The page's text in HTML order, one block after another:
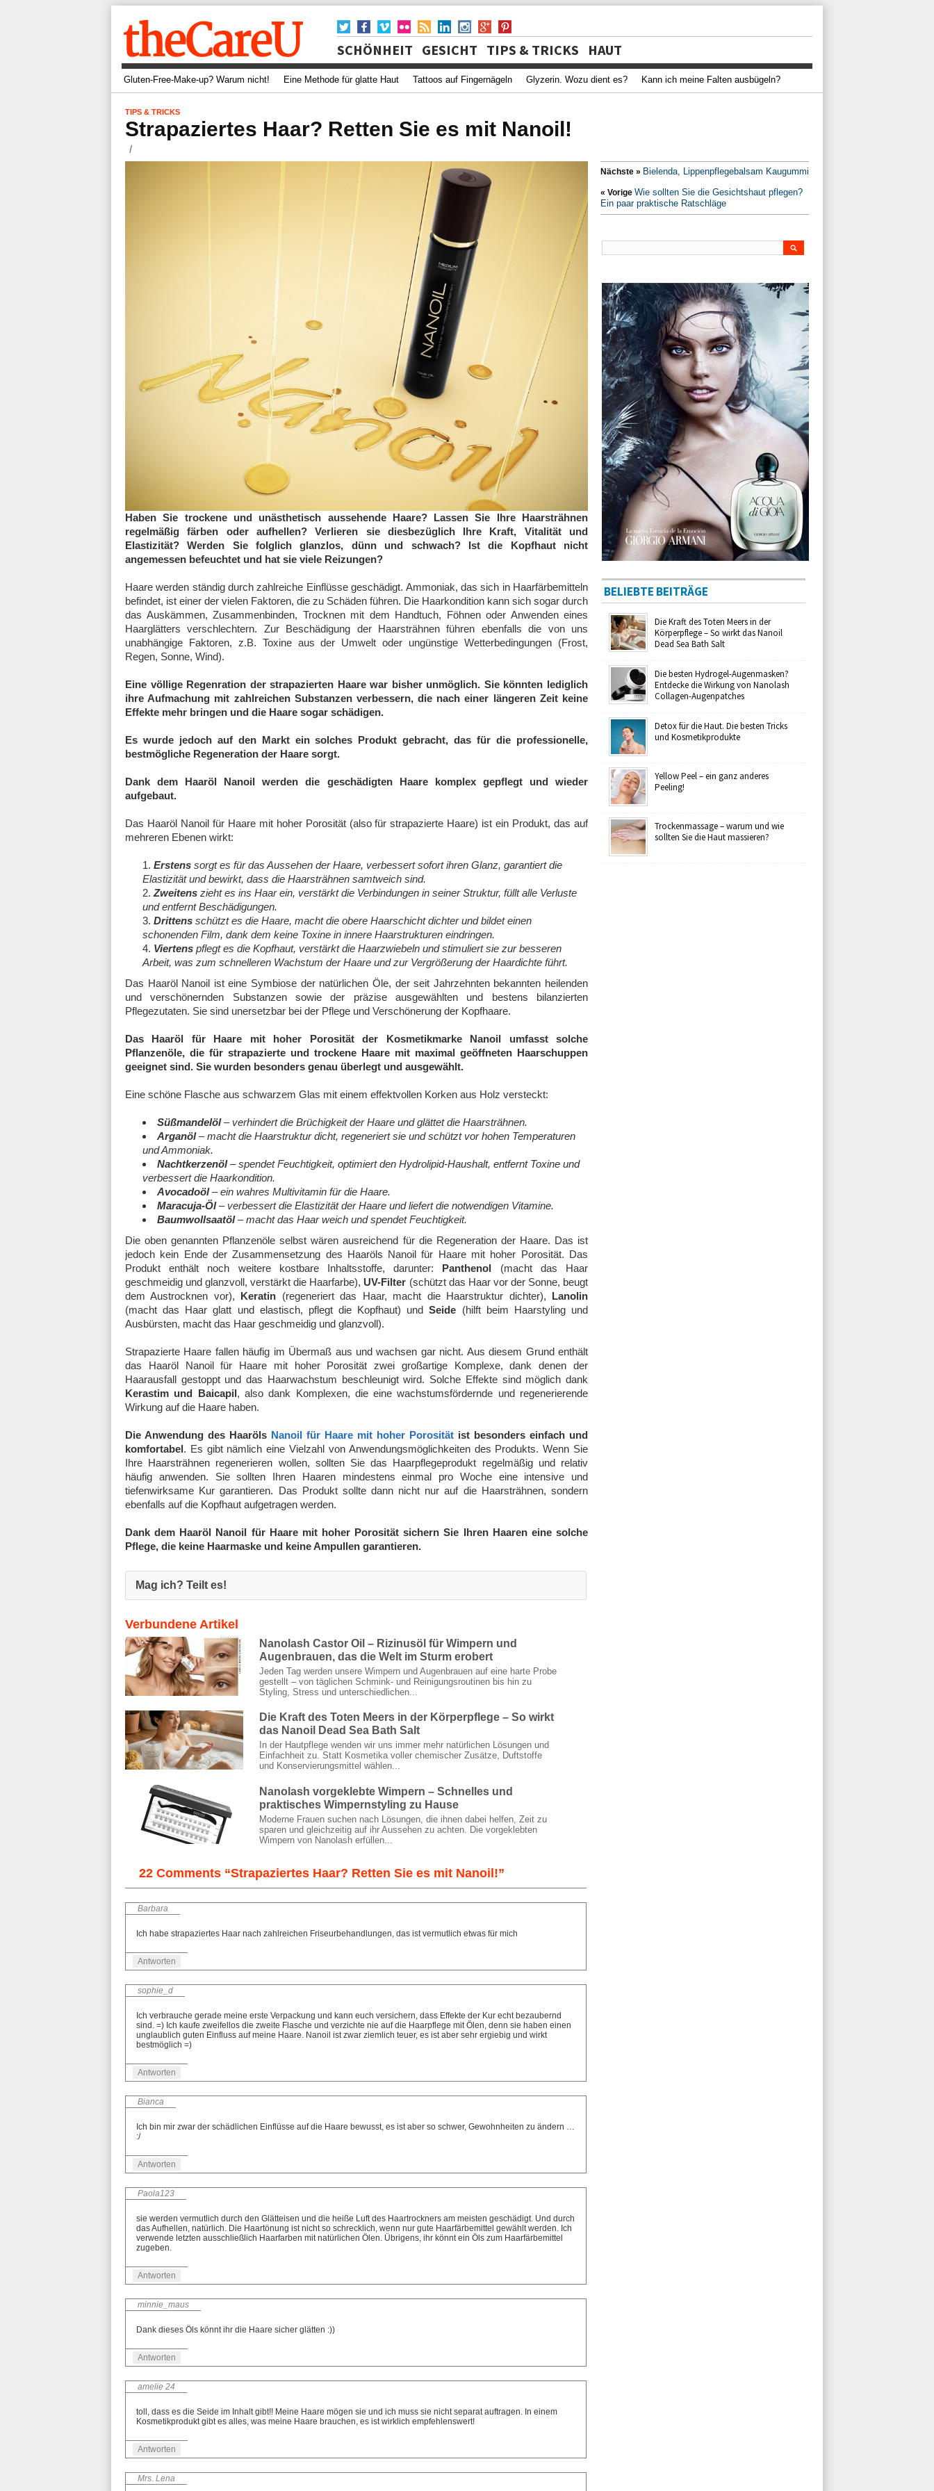
SCHÖNHEIT GESICHT TIPS & TRICKS HAUT
Gluten-Free-Make-up? Warum nicht! Eine Methode für glatte Haut Tattoos auf Fingernägeln Glyzerin. Wozu dient es? Kann ich meine Falten ausbügeln?
TIPS & TRICKS
Strapaziertes Haar? Retten Sie es mit Nanoil!
Haben Sie trockene und unästhetisch aussehende Haare? Lassen Sie Ihre Haarsträhnen
regelmäßig färben oder aufhellen? Verlieren sie diesbezüglich Ihre Kraft, Vitalität und
Elastizität? Werden Sie folglich glanzlos, dünn und schwach? Ist die Kopfhaut nicht
angemessen befeuchtet und hat sie viele Reizungen?
Haare werden ständig durch zahlreiche Einflüsse geschädigt. Ammoniak, das sich in Haarfärbemitteln
befindet, ist einer der vielen Faktoren, die zu Schäden führen. Die Haarkondition kann sich sogar durch
das Auskämmen, Zusammenbinden, Trocknen mit dem Handtuch, Föhnen oder Anwenden eines
Haarglätters verschlechtern. Zur Beschädigung der Haarsträhnen führen ebenfalls die von uns
unabhängige Faktoren, z.B. Toxine aus der Umwelt oder ungünstige Wetterbedingungen (Frost,
Regen, Sonne, Wind).
Eine völlige Regenration der strapazierten Haare war bisher unmöglich. Sie könnten lediglich
ihre Aufmachung mit zahlreichen Substanzen verbessern, die nach einer längeren Zeit keine
Effekte mehr bringen und die Haare sogar schädigen.
Es wurde jedoch auf den Markt ein solches Produkt gebracht, das für die professionelle,
bestmögliche Regeneration der Haare sorgt.
Dank dem Haaröl Nanoil werden die geschädigten Haare komplex gepflegt und wieder
aufgebaut.
Das Haaröl Nanoil für Haare mit hoher Porosität (also für strapazierte Haare) ist ein Produkt, das auf
mehreren Ebenen wirkt:
Erstens sorgt es für das Aussehen der Haare, verbessert sofort ihren Glanz, garantiert die
Elastizität und bewirkt, dass die Haarsträhnen samtweich sind.
Zweitens zieht es ins Haar ein, verstärkt die Verbindungen in seiner Struktur, füllt alle Verluste
und entfernt Beschädigungen.
Drittens schützt es die Haare, macht die obere Haarschicht dichter und bildet einen
schonenden Film, dank dem keine Toxine in innere Haarstrukturen eindringen.
Viertens pflegt es die Kopfhaut, verstärkt die Haarzwiebeln und stimuliert sie zur besseren
Arbeit, was zum schnelleren Wachstum der Haare und zur Vergrößerung der Haardichte führt.
Das Haaröl Nanoil ist eine Symbiose der natürlichen Öle, der seit Jahrzehnten bekannten heilenden
und verschönernden Substanzen sowie der präzise ausgewählten und bestens bilanzierten
Pflegezutaten. Sie sind unersetzbar bei der Pflege und Verschönerung der Kopfhaare.
Das Haaröl für Haare mit hoher Porosität der Kosmetikmarke Nanoil umfasst solche
Pflanzenöle, die für strapazierte und trockene Haare mit maximal geöffneten Haarschuppen
geeignet sind. Sie wurden besonders genau überlegt und ausgewählt.
Eine schöne Flasche aus schwarzem Glas mit einem effektvollen Korken aus Holz versteckt:
Süßmandelöl– verhindert die Brüchigkeit der Haare und glättet die Haarsträhnen.
Arganöl– macht die Haarstruktur dicht, regeneriert sie und schützt vor hohen Temperaturen
und Ammoniak.
Nachtkerzenöl– spendet Feuchtigkeit, optimiert den Hydrolipid-Haushalt, entfernt Toxine und
verbessert die Haarkondition.
Avocadoöl– ein wahres Multivitamin für die Haare.
Maracuja-Öl– verbessert die Elastizität der Haare und liefert die notwendigen Vitamine.
Baumwollsaatöl– macht das Haar weich und spendet Feuchtigkeit.
Die oben genannten Pflanzenöle selbst wären ausreichend für die Regeneration der Haare. Das ist
jedoch kein Ende der Zusammensetzung des Haaröls Nanoil für Haare mit hoher Porosität. Das
Produkt enthält noch weitere kostbare Inhaltsstoffe, darunter: Panthenol (macht das Haar
geschmeidig und glanzvoll, verstärkt die Haarfarbe), UV-Filter (schützt das Haar vor der Sonne, beugt
dem Austrocknen vor), Keratin (regeneriert das Haar, macht die Haarstruktur dichter), Lanolin
(macht das Haar glatt und elastisch, pflegt die Kopfhaut) undSeide (hilft beim Haarstyling und
Ausbürsten, macht das Haar geschmeidig und glanzvoll).
Strapazierte Haare fallen häufig im Übermaß aus und wachsen gar nicht. Aus diesem Grund enthält
das Haaröl Nanoil für Haare mit hoher Porosität zwei großartige Komplexe, dank denen der
Haarausfall gestoppt und das Haarwachstum beschleunigt wird. Solche Effekte sind möglich dank
Kerastim und Baicapil, also dank Komplexen, die eine wachstumsfördernde und regenerierende
Wirkung auf die Haare haben.
Die Anwendung des Haaröls Nanoil für Haare mit hoher Porosität ist besonders einfach und
komfortabel. Es gibt nämlich eine Vielzahl von Anwendungsmöglichkeiten des Produkts. Wenn Sie
Ihre Haarsträhnen regenerieren wollen, sollten Sie das Haarpflegeprodukt regelmäßig und relativ
häufig anwenden. Sie sollten Ihren Haaren mindestens einmal pro Woche eine intensive und
tiefenwirksame Kur garantieren. Das Produkt sollte dann nicht nur auf die Haarsträhnen, sondern
ebenfalls auf die Kopfhaut aufgetragen werden.
Dank dem Haaröl Nanoil für Haare mit hoher Porosität sichern Sie Ihren Haaren eine solche
Pflege, die keine Haarmaske und keine Ampullen garantieren.
Mag ich? Teilt es!
Nächste » Bielenda, Lippenpflegebalsam Kaugummi
« Vorige Wie sollten Sie die Gesichtshaut pflegen?
Ein paar praktische Ratschläge
BELIEBTE BEITRÄGE
Die Kraft des Toten Meers in der
Körperpflege – So wirkt das Nanoil
Dead Sea Bath Salt
Die besten Hydrogel-Augenmasken?
Entdecke die Wirkung von Nanolash
Collagen-Augenpatches
Detox für die Haut. Die besten Tricks
und Kosmetikprodukte
Yellow Peel – ein ganz anderes
Peeling!
Trockenmassage – warum und wie
sollten Sie die Haut massieren?
Verbundene Artikel
Nanolash Castor Oil – Rizinusöl für Wimpern und
Augenbrauen, das die Welt im Sturm erobert
Jeden Tag werden unsere Wimpern und Augenbrauen auf eine harte Probe
gestellt – von täglichen Schmink- und Reinigungsroutinen bis hin zu
Styling, Stress und unterschiedlichen...
Die Kraft des Toten Meers in der Körperpflege – So wirkt
das Nanoil Dead Sea Bath Salt
In der Hautpflege wenden wir uns immer mehr natürlichen Lösungen und
Einfachheit zu. Statt Kosmetika voller chemischer Zusätze, Duftstoffe
und Konservierungsmittel wählen...
Nanolash vorgeklebte Wimpern – Schnelles und
praktisches Wimpernstyling zu Hause
Moderne Frauen suchen nach Lösungen, die ihnen dabei helfen, Zeit zu
sparen und gleichzeitig auf ihr Aussehen zu achten. Die vorgeklebten
Wimpern von Nanolash erfüllen...
22 Comments “Strapaziertes Haar? Retten Sie es mit Nanoil!”
Barbara
Ich habe strapaziertes Haar nach zahlreichen Friseurbehandlungen, das ist vermutlich etwas für mich
Antworten
sophie_d
Ich verbrauche gerade meine erste Verpackung und kann euch versichern, dass Effekte der Kur echt bezaubernd
sind. =) Ich kaufe zweifellos die zweite Flasche und verzichte nie auf die Haarpflege mit Ölen, denn sie haben einen
unglaublich guten Einfluss auf meine Haare. Nanoil ist zwar ziemlich teuer, es ist aber sehr ergiebig und wirkt
bestmöglich =)
Antworten
Bianca
Ich bin mir zwar der schädlichen Einflüsse auf die Haare bewusst, es ist aber so schwer, Gewohnheiten zu ändern …
:/
Antworten
Paola123
sie werden vermutlich durch den Glätteisen und die heiße Luft des Haartrockners am meisten geschädigt. Und durch
das Aufhellen, natürlich. Die Haartönung ist nicht so schrecklich, wenn nur gute Haarfärbemittel gewählt werden. Ich
verwende letzten ausschließlich Haarfarben mit natürlichen Ölen. Übrigens, ihr könnt ein Öls zum Haarfärbemittel
zugeben.
Antworten
minnie_maus
Dank dieses Öls könnt ihr die Haare sicher glätten :))
Antworten
amelie 24
toll, dass es die Seide im Inhalt gibt!! Meine Haare mögen sie und ich muss sie nicht separat auftragen. In einem
Kosmetikprodukt gibt es alles, was meine Haare brauchen, es ist wirklich empfehlenswert!
Antworten
Mrs. Lena